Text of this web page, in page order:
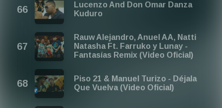
Lucenzo And Don Omar Danza
Kuduro
Rauw Alejandro, Anuel AA, Natti
Natasha Ft. Farruko y Lunay -
Fantasías Remix (Video Oficial)
Piso 21 & Manuel Turizo - Déjala
Que Vuelva (Video Oficial)